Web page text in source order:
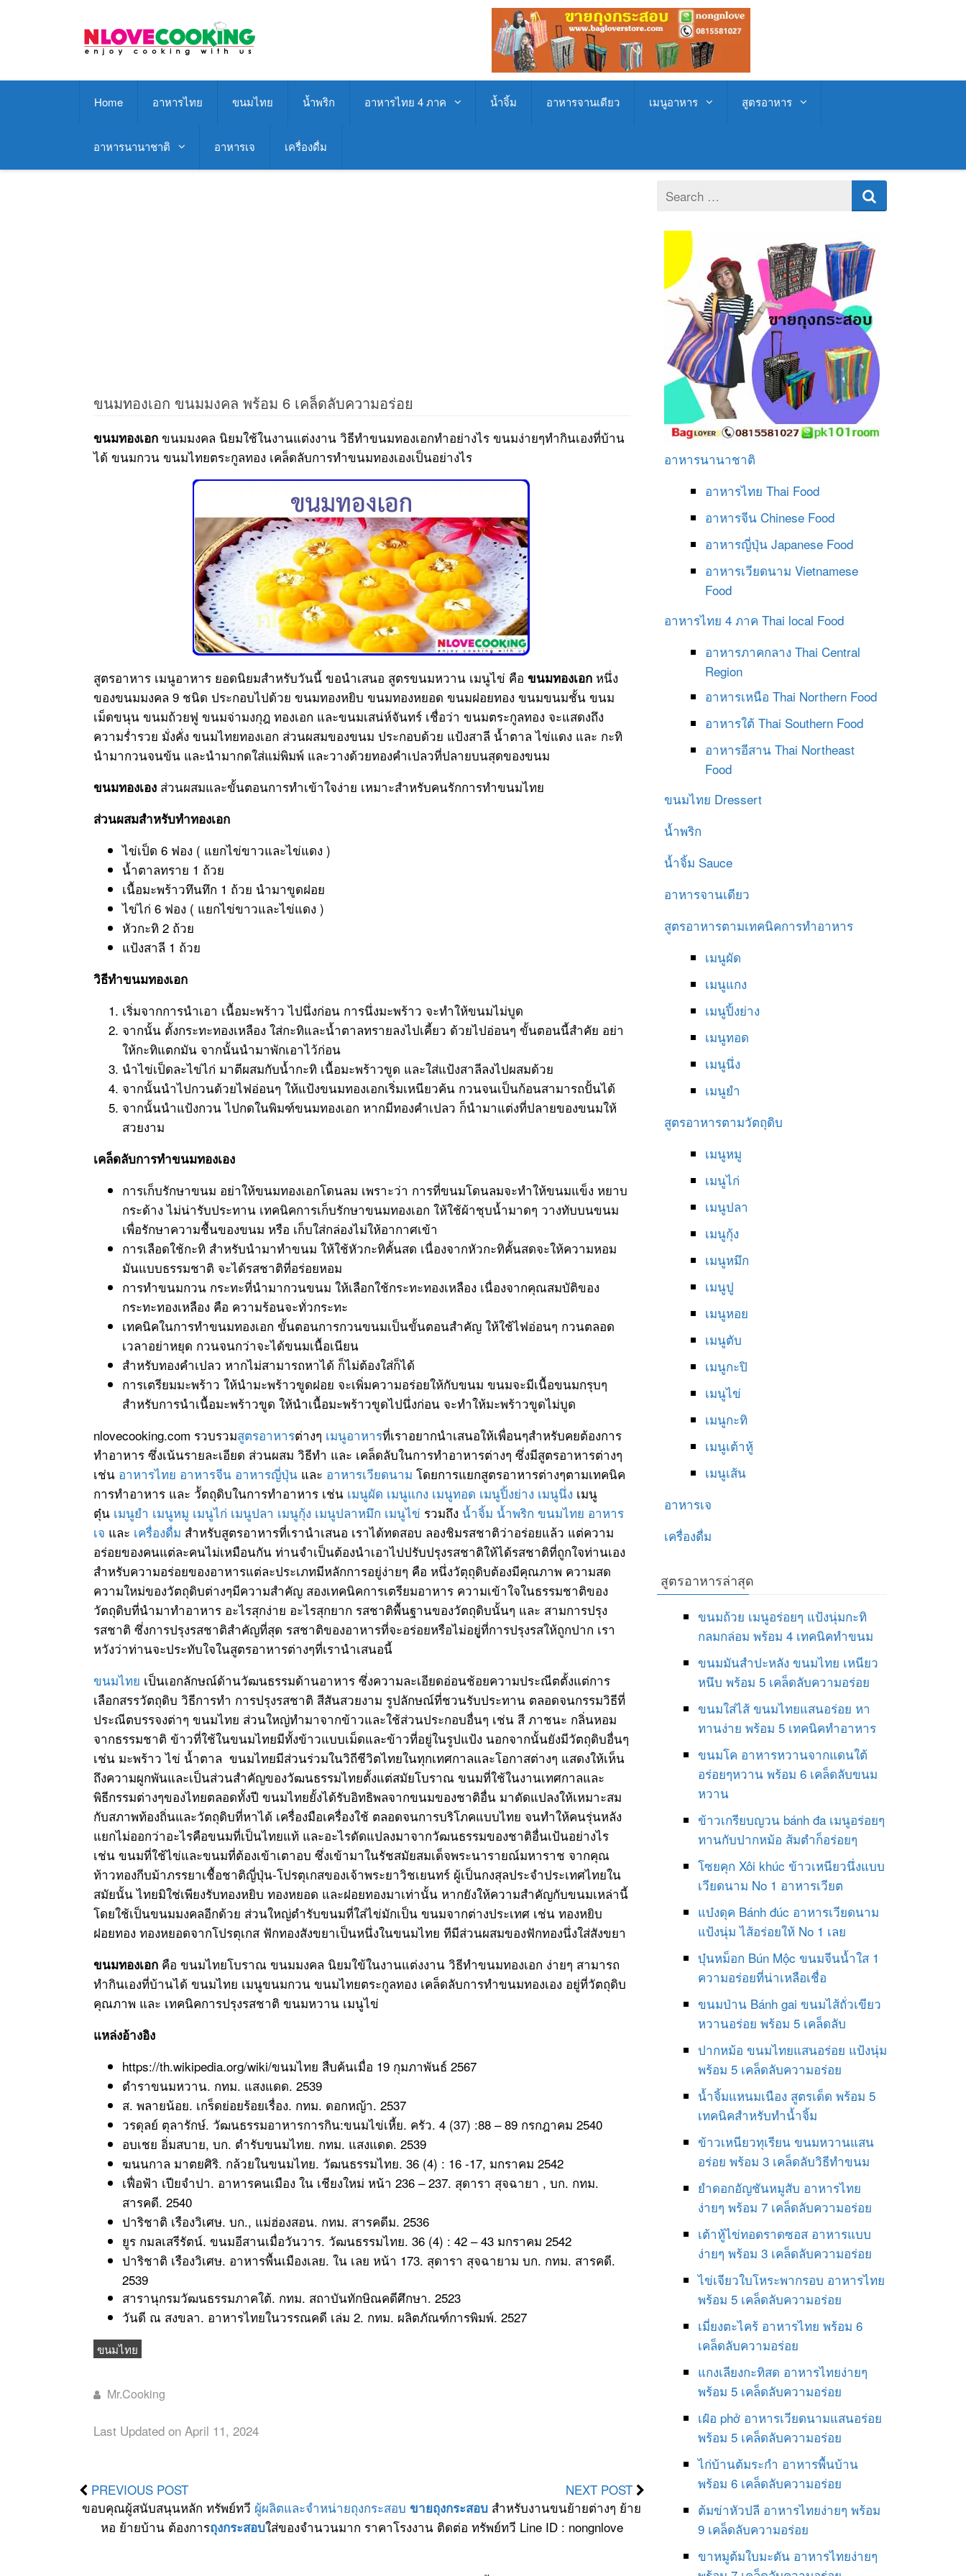
Home อาหารไทย ขนมไทย น้ำพริก อาหารไทย 4 ภาค น้ำจิ้ม อาหารจานเดียว เมนูอาหาร สูตรอาหาร
อาหารนานาชาติ อาหารเจ เครื่องดื่ม
ขนมทองเอก ขนมมงคล พร้อม 6 เคล็ดลับความอร่อย
ขนมทองเอก ขนมมงคล นิยมใช้ในงานแต่งงาน วิธีทำขนมทองเอกทำอย่างไร ขนมง่ายๆทำกินเองที่บ้าน
ได้ ขนมกวน ขนมไทยตระกูลทอง เคล็ดลับการทำขนมทองเองเป็นอย่างไร
สูตรอาหาร เมนูอาหาร ยอดนิยมสำหรับวันนี้ ขอนำเสนอ สูตรขนมหวาน เมนูไข่ คือ ขนมทองเอก หนึ่ง
ของขนมมงคล 9 ชนิด ประกอบไปด้วย ขนมทองหยิบ ขนมทองหยอด ขนมฝอยทอง ขนมขนมชั้น ขนม
เม็ดขนุน ขนมถ้วยฟู ขนมจ่ามงกุฎ ทองเอก และขนมเสน่ห์จันทร์ เชื่อว่า ขนมตระกูลทอง จะแสดงถึง
ความร่ำรวย มั่งคั่ง ขนมไทยทองเอก ส่วนผสมของขนม ประกอบด้วย แป้งสาลี น้ำตาล ไข่แดง และ กะทิ
นำมากวนจนข้น และนำมากดใส่แม่พิมพ์ และวางด้วยทองคำเปลวที่ปลายบนสุดของขนม
ขนมทองเอง ส่วนผสมและขั้นตอนการทำเข้าใจง่าย เหมาะสำหรับคนรักการทำขนมไทย
ส่วนผสมสำหรับทำทองเอก
ไข่เป็ด 6 ฟอง ( แยกไข่ขาวและไข่แดง )
น้ำตาลทราย 1 ถ้วย
เนื้อมะพร้าวทึนทึก 1 ถ้วย นำมาขูดฝอย
ไข่ไก่ 6 ฟอง ( แยกไข่ขาวและไข่แดง )
หัวกะทิ 2 ถ้วย
แป้งสาลี 1 ถ้วย
วิธีทำขนมทองเอก
เริ่มจากการนำเอา เนื้อมะพร้าว ไปนึ่งก่อน การนึ่งมะพร้าว จะทำให้ขนมไม่บูด
จากนั้น ตั้งกระทะทองเหลือง ใส่กะทิและน้ำตาลทรายลงไปเคี้ยว ด้วยไปอ่อนๆ ขั้นตอนนี้สำคัย อย่า
ให้กะทิแตกมัน จากนั้นนำมาพักเอาไว้ก่อน
นำไข่เป็ดละไข่ไก่ มาตีผสมกับน้ำกะทิ เนื้อมะพร้าวขูด และใส่แป้งสาลีลงไปผสมด้วย
จากนั้นนำไปกวนด้วยไฟอ่อนๆ ให้แป้งขนมทองเอกเริ่มเหนียวค้น กวนจนเป็นก้อนสามารถปั้นได้
จากนั้นนำแป้งกวน ไปกดในพิมฑ์ขนมทองเอก หากมีทองคำเปลว ก็นำมาแต่งที่ปลายของขนมให้
สวยงาม
เคล็ดลับการทำขนมทองเอง
การเก็บรักษาขนม อย่าให้ขนมทองเอกโดนลม เพราะว่า การที่ขนมโดนลมจะทำให้ขนมแข็ง หยาบ
กระด้าง ไม่น่ารับประทาน เทคนิคการเก็บรักษาขนมทองเอก ให้ใช้ผ้าชุบน้ำมาดๆ วางทับบนขนม
เพื่อรักษาความชื้นของขนม หรือ เก็บใส่กล่องไม่ให้อากาศเข้า
การเลือดใช้กะทิ สำหรับนำมาทำขนม ให้ใช้หัวกะทิคั้นสด เนื่องจากหัวกะทิคั้นสดจะให้ความหอม
มันแบบธรรมชาติ จะได้รสชาติที่อร่อยหอม
การทำขนมกวน กระทะที่นำมากวนขนม ให้เลือกใช้กระทะทองเหลือง เนื่องจากคุณสมบัติของ
กระทะทองเหลือง คือ ความร้อนจะทั่วกระทะ
เทคนิคในการทำขนมทองเอก ขั้นตอนการกวนขนมเป็นขั้นตอนสำคัญ ให้ใช้ไฟอ่อนๆ กวนตลอด
เวลาอย่าหยุด กวนจนกว่าจะได้ขนมเนื้อเนียน
สำหรับทองคำเปลว หากไม่สามารถหาได้ ก็ไม่ต้องใส่ก็ได้
การเตรียมมะพร้าว ให้นำมะพร้าวขูดฝอย จะเพิ่มความอร่อยให้กับขนม ขนมจะมีเนื้อขนมกรุบๆ
สำหรับการนำเนื้อมะพร้าวขูด ให้นำเนื้อมะพร้าวขูดไปนึ่งก่อน จะทำให้มะพร้าวขูดไม่บูด
nlovecooking.com รวบรวมสูตรอาหารต่างๆ เมนูอาหารที่เราอยากนำเสนอให้เพื่อนๆสำหรับคยต้องการ
ทำอาหาร ซึ่งเน้นรายละเอียด ส่วนผสม วิธีทำ และ เคล็ดลับในการทำอาหารต่างๆ ซึ่งมีสูตรอาหารต่างๆ
เช่น อาหารไทย อาหารจีน อาหารญี่ปุ่น และ อาหารเวียดนาม โดยการแยกสูตรอาหารต่างๆตามเทคนิค
การทำอาหาร และ วััตถุดิบในการทำอาหาร เช่น เมนูผัด เมนูแกง เมนูทอด เมนูปิ้งย่าง เมนูนึ่ง เมนู
ตุ๋น เมนูยำ เมนูหมู เมนูไก่ เมนูปลา เมนูกุ้ง เมนูปลาหมึก เมนูไข่ รวมถึง น้ำจิ้ม น้ำพริก ขนมไทย อาหาร
เจ และ เครื่องดื่ม สำหรับสูตรอาหารที่เรานำเสนอ เราได้ทดสอบ ลองชิมรสชาติว่าอร่อยแล้ว แต่ความ
อร่อยของคนแต่ละคนไม่เหมือนกัน ท่านจำเป็นต้องนำเอาไปปรับปรุงรสชาติให้ได้รสชาติที่ถูกใจท่านเอง
สำหรับความอร่อยของอาหารแต่ละประเภทมีหลักการอยู่ง่ายๆ คือ หนึ่งวัตุถุดิบต้องมีคุณภาพ ความสด
ความใหม่ของวัตถุดิบต่างๆมีความสำคัญ สองเทคนิคการเตรียมอาหาร ความเข้าใจในธรรมชาติของ
วัตถุดิบที่นำมาทำอาหาร อะไรสุกง่าย อะไรสุกยาก รสชาติพื้นฐานของวัตถุดิบนั้นๆ และ สามการปรุง
รสชาติ ซึ่งการปรุงรสชาติสำคัญที่สุด รสชาติของอาหารที่จะอร่อยหรือไม่อยูู่ที่การปรุงรสให้ถูกปาก เรา
หวังว่าท่านจะประทับใจในสูตรอาหารต่างๆที่เรานำเสนอนี้
ขนมไทย เป็นเอกลักษณ์ด้านวัฒนธรรมด้านอาหาร ซึ่งความละเอียดอ่อนช้อยความประณีตตั้งแต่การ
เลือกสรรวัตถุดิบ วิธีการทำ การปรุงรสชาติ สีสันสวยงาม รูปลักษณ์ที่ชวนรับประทาน ตลอดจนกรรมวิธีที่
ประณีตบรรจงต่าๆ ขนมไทย ส่วนใหญ่ทำมาจากข้าวและใช้ส่วนประกอบอื่นๆ เช่น สี ภาชนะ กลิ่นหอม
จากธรรมชาติ ข้าวที่ใช้ในขนมไทยมีทั้งข้าวแบบเม็ดและข้าวที่อยู่ในรูปแป้ง นอกจากนั้นยังมีวัตถุดิบอื่นๆ
เช่น มะพร้าว ไข่ น้ำตาล ขนมไทยมีส่วนร่วมในวิถีชีวิตไทยในทุกเทศกาลและโอกาสต่างๆ แสดงให้เห็น
ถึงความผูกพันและเป็นส่วนสำคัญของวัฒนธรรมไทยตั้งแต่สมัยโบราณ ขนมที่ใช้ในงานเทศกาลและ
พิธีกรรมต่างๆของไทยตลอดทั้งปี ขนมไทยยั้งได้รับอิทธิพลจากขนมของชาติอื่น มาดัดแปลงให้เหมาะสม
กับสภาพท้องถิ่นและวัตถุดิบที่หาได้ เครื่องมือเครื่องใช้ ตลอดจนการบริโภคแบบไทย จนทำให้คนรุ่นหลัง
แยกไม่ออกว่าอะไรคือขนมที่เป็นไทยแท้ และอะไรดัดแปลงมาจากวัฒนธรรมของชาติอื่นเป้นอย่างไร
เช่น ขนมที่ใช้ไข่และขนมที่ต้องเข้าเตาอบ ซึ่งเข้ามาในรัชสมัยสมเด็จพระนารายณ์มหาราช จากคุณ
ท้าวทองกีบม้าภรรยาเชื้อชาติญี่ปุ่น-โปรตุเกสของเจ้าพระยาวิชเยนทร์ ผู้เป็นกงสุลประจำประเทศไทยใน
สมัยนั้น ไทยมิใช่เพียงรับทองหยิบ ทองหยอด และฝอยทองมาเท่านั้น หากยังให้ความสำคัญกับขนมเหล่านี้
โดยใช้เป็นขนมมงคลอีกด้วย ส่วนใหญ่ตำรับขนมที่ใส่ไข่มักเป็น ขนมจากต่างประเทศ เช่น ทองหยิบ
ฝอยทอง ทองหยอดจากโปรตุเกส ฟักทองสังขยาเป็นหนึ่งในขนมไทย ทีมีส่วนผสมของฟักทองนึ่งใส่สังขยา
ขนมทองเอก คือ ขนมไทยโบราณ ขนมมงคล นิยมใข้ในงานแต่งงาน วิธีทำขนมทองเอก ง่ายๆ สามารถ
ทำกินเองที่บ้านได้ ขนมไทย เมนูขนมกวน ขนมไทยตระกูลทอง เคล็ดลับการทำขนมทองเอง อยู่ที่วัตถุดิบ
คุณภาพ และ เทคนิคการปรุงรสชาติ ขนมหวาน เมนูไข่
แหล่งอ้างอิง
https://th.wikipedia.org/wiki/ขนมไทย สืบค้นเมื่อ 19 กุมภาพันธ์ 2567
ตำราขนมหวาน. กทม. แสงแดด. 2539
ส. พลายน้อย. เกร็ดย่อยร้อยเรื่อง. กทม. ดอกหญ้า. 2537
วรดุลย์ ตุลารักษ์. วัฒนธรรมอาหารการกิน:ขนมไข่เหี้ย. ครัว. 4 (37) :88 – 89 กรกฎาคม 2540
อบเชย อิ่มสบาย, บก. ตำรับขนมไทย. กทม. แสงแดด. 2539
ฆนนกาล มาตยศิริ. กล้วยในขนมไทย. วัฒนธรรมไทย. 36 (4) : 16 -17, มกราคม 2542
เฟื่อฟ้า เปียจำปา. อาหารคนเมือง ใน เชียงใหม่ หน้า 236 – 237. สุดารา สุจฉายา , บก. กทม.
สารคดี. 2540
ปาริชาติ เรืองวิเศษ. บก., แม่ฮ่องสอน. กทม. สารคดีม. 2536
ยูร กมลเสรีรัตน์. ขนมอีสานเมื่อวันวาร. วัฒนธรรมไทย. 36 (4) : 42 – 43 มกราคม 2542
ปาริชาติ เรืองวิเศษ. อาหารพื้นเมืองเลย. ใน เลย หน้า 173. สุดารา สุจฉายาม บก. กทม. สารคดี.
2539
สารานุกรมวัฒนธรรมภาคใต้. กทม. สถาบันทักษิณคดีศึกษา. 2523
วันดี ณ สงขลา. อาหารไทยในวรรณคดี เล่ม 2. กทม. ผลิตภัณฑ์การพิมพ์. 2527
ขนมไทย
Mr.Cooking
Last Updated on April 11, 2024
PREVIOUS POST
NEXT POST
ขอบคุณผู้สนับสนุนหลัก ทรัพย์ทวี ผู้ผลิตและจำหน่ายถุงกระสอบ ขายถุงกระสอบ สำหรับงานขนย้ายต่างๆ ย้าย
หอ ย้ายบ้าน ต้องการถุงกระสอบใส่ของจำนวนมาก ราคาโรงงาน ติดต่อ ทรัพย์ทวี Line ID : nongnlove
Search
for
อาหารนานาชาติ
อาหารไทย Thai Food
อาหารจีน Chinese Food
อาหารญี่ปุ่น Japanese Food
อาหารเวียดนาม Vietnamese
Food
อาหารไทย 4 ภาค Thai local Food
อาหารภาคกลาง Thai Central
Region
อาหารเหนือ Thai Northern Food
อาหารใต้ Thai Southern Food
อาหารอีสาน Thai Northeast
Food
ขนมไทย Dressert
น้ำพริก
น้ำจิ้ม Sauce
อาหารจานเดียว
สูตรอาหารตามเทคนิคการทำอาหาร
เมนูผัด
เมนูแกง
เมนูปิ้งย่าง
เมนูทอด
เมนูนึ่ง
เมนูยำ
สูตรอาหารตามวัตถุดิบ
เมนูหมู
เมนูไก่
เมนูปลา
เมนูกุ้ง
เมนูหมึก
เมนูปู
เมนูหอย
เมนูตับ
เมนูกะปิ
เมนูไข่
เมนูกะทิ
เมนูเต้าหู้
เมนูเส้น
อาหารเจ
เครื่องดื่ม
สูตรอาหารล่าสุด
ขนมถ้วย เมนูอร่อยๆ แป้งนุ่มกะทิ
กลมกล่อม พร้อม 4 เทคนิคทำขนม
ขนมมันสำปะหลัง ขนมไทย เหนียว
หนึบ พร้อม 5 เคล็ดลับความอร่อย
ขนมใส่ไส้ ขนมไทยแสนอร่อย หา
ทานง่าย พร้อม 5 เทคนิคทำอาหาร
ขนมโค อาหารหวานจากแดนใต้
อร่อยๆหวาน พร้อม 6 เคล็ดลับขนม
หวาน
ข้าวเกรียบญวน bánh đa เมนูอร่อยๆ
ทานกับปากหม้อ ส้มตำก็อร่อยๆ
โซยคุก Xôi khúc ข้าวเหนียวนึ่งแบบ
เวียดนาม No 1 อาหารเวียต
แบ๋งดุค Bánh đúc อาหารเวียดนาม
แป้งนุ่ม ไส้อร่อยให้ No 1 เลย
บุ๋นหม็อก Bún Mộc ขนมจีนน้ำใส 1
ความอร่อยที่น่าเหลือเชื่อ
ขนมป่าน Bánh gai ขนมไส้ถั่วเขียว
หวานอร่อย พร้อม 5 เคล็ดลับ
ปากหม้อ ขนมไทยแสนอร่อย แป้งนุ่ม
พร้อม 5 เคล็ดลับความอร่อย
น้ำจิ้มแหนมเนือง สูตรเด็ด พร้อม 5
เทคนิคสำหรับทำน้ำจิ้ม
ข้าวเหนียวทุเรียน ขนมหวานแสน
อร่อย พร้อม 3 เคล็ดลับวิธีทำขนม
ยำดอกอัญชันหมูสับ อาหารไทย
ง่ายๆ พร้อม 7 เคล็ดลับความอร่อย
เต้าหู้ไข่ทอดราดซอส อาหารแบบ
ง่ายๆ พร้อม 3 เคล็ดลับความอร่อย
ไข่เจียวใบโหระพากรอบ อาหารไทย
พร้อม 5 เคล็ดลับความอร่อย
เมี่ยงตะไคร้ อาหารไทย พร้อม 6
เคล็ดลับความอร่อย
แกงเลียงกะทิสด อาหารไทยง่ายๆ
พร้อม 5 เคล็ดลับความอร่อย
เฝ๋อ phở อาหารเวียดนามแสนอร่อย
พร้อม 5 เคล็ดลับความอร่อย
ไก่บ้านต้มระกำ อาหารพื้นบ้าน
พร้อม 6 เคล็ดลับความอร่อย
ต้มข่าหัวปลี อาหารไทยง่ายๆ พร้อม
9 เคล็ดลับความอร่อย
ขาหมูต้มใบมะดัน อาหารไทยง่ายๆ